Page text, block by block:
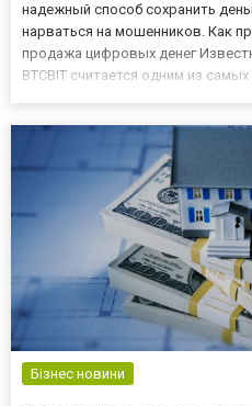
надежный способ сохранить
нарваться на мошенников. Как
продажа цифровых денег
BTCBIT считается одним из
Бізнес новини